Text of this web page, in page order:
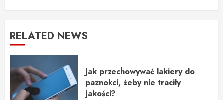
RELATED NEWS
Jak przechowywać lakiery do
paznokci, żeby nie traciły
jakości?